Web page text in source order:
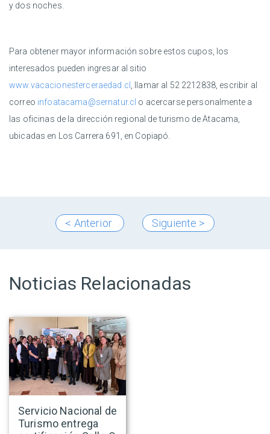
y dos noches.
Para obtener mayor información sobre estos cupos, los
interesados pueden ingresar al sitio
www.vacacionesterceraedad.cl
, llamar al 52 2212838, escribir al
correo infoatacama@sernatur.cl o acercarse personalmente a
las oficinas de la dirección regional de turismo de Atacama,
ubicadas en Los Carrera 691, en Copiapó.
< Anterior Siguiente >
Noticias Relacionadas
Servicio Nacional de
Turismo entrega